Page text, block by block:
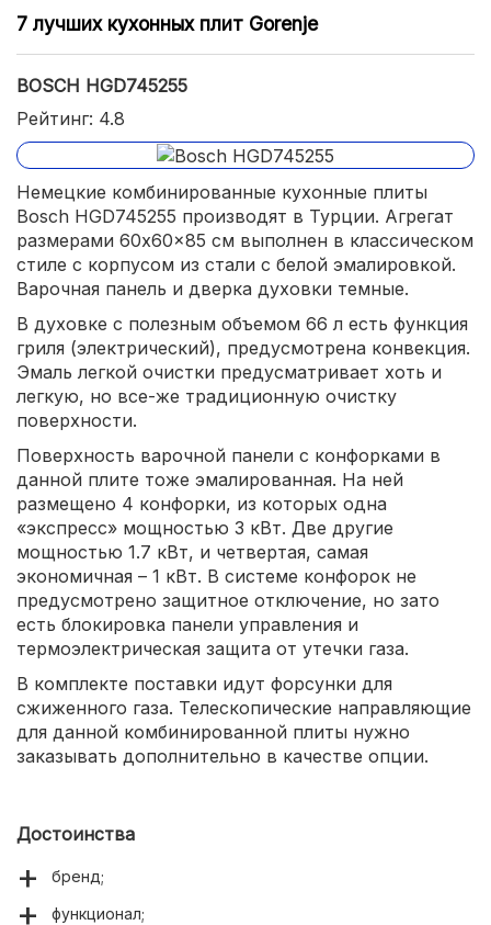
7 лучших кухонных плит Gorenje
BOSCH HGD745255
Рейтинг: 4.8
Немецкие комбинированные кухонные плиты
Bosch HGD745255 производят в Турции. Агрегат
размерами 60x60x85 см выполнен в классическом
стиле с корпусом из стали с белой эмалировкой.
Варочная панель и дверка духовки темные.
В духовке с полезным объемом 66 л есть функция
гриля (электрический), предусмотрена конвекция.
Эмаль легкой очистки предусматривает хоть и
легкую, но все-же традиционную очистку
поверхности.
Поверхность варочной панели с конфорками в
данной плите тоже эмалированная. На ней
размещено 4 конфорки, из которых одна
«экспресс» мощностью 3 кВт. Две другие
мощностью 1.7 кВт, и четвертая, самая
экономичная – 1 кВт. В системе конфорок не
предусмотрено защитное отключение, но зато
есть блокировка панели управления и
термоэлектрическая защита от утечки газа.
В комплекте поставки идут форсунки для
сжиженного газа. Телескопические направляющие
для данной комбинированной плиты нужно
заказывать дополнительно в качестве опции.
Достоинства
бренд;
функционал;